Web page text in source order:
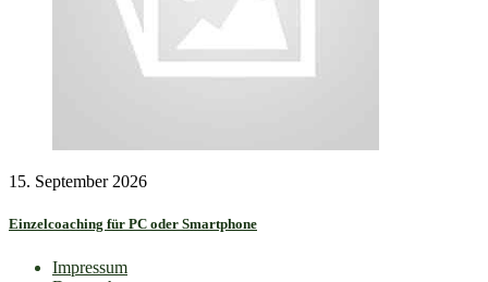
15. September 2026
Einzelcoaching für PC oder Smartphone
Impressum